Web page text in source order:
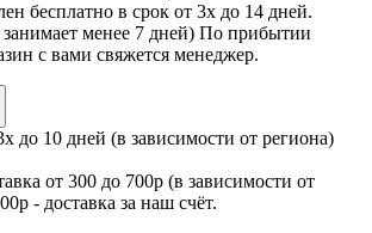
бесплатно в срок от 3х до 14 дней.
менее 7 дней) По прибытии
с вами свяжется менеджер.
до 10 дней (в зависимости от региона)
от 300 до 700р (в зависимости от
- доставка за наш счёт.